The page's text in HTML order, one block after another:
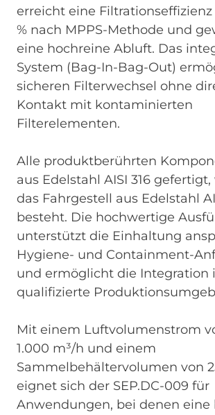
erreicht eine Filtrationseffizienz
% nach MPPS-Methode und
eine hochreine Abluft. Das
System (Bag-In-Bag-Out)
sicheren Filterwechsel ohne
Kontakt mit kontaminierten
Filterelementen.
Alle produktberührten
aus Edelstahl AISI 316
das Fahrgestell aus Edelstahl
besteht. Die hochwertige
unterstützt die Einhaltung
Hygiene- und Containment-
und ermöglicht die Integration
qualifizierte
Mit einem Luftvolumenstrom
1.000 m³/h und einem
Sammelbehältervolumen von
eignet sich der SEP.DC-009 für
Anwendungen, bei denen eine